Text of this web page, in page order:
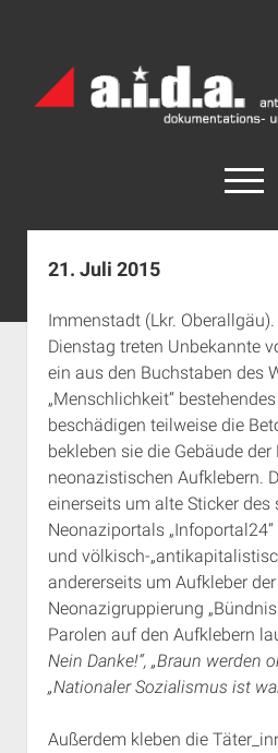
Archiv
München
open
menu
facebook
rss
Aktuelles
Termine
Antifaschistische
Antifaschistische
Rechte Termine
Rechte Termine
Das Archiv
a.i.d.a. e. V.
Über
RSS-Feeds, Twitter
Bibliothek
Kontakt &
21. Juli 2015
Immenstadt (Lkr.
Dienstag treten Unbekannte
ein aus den Buchstaben des
„Menschlichkeit“
beschädigen teilweise die
bekleben sie die Gebäude
neonazistischen Aufklebern.
einerseits um alte Sticker des
Neonaziportals
und völkisch-
andererseits um Aufkleber
Neonazigruppierung
Parolen auf den Aufklebern
Nein Danke!“, „Braun werden
„Nationaler Sozialismus ist
Außerdem kleben die